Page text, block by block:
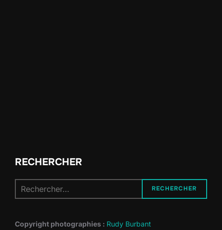
RECHERCHER
pour :
RECHERCHER
Copyright photographies : Rudy Burbant